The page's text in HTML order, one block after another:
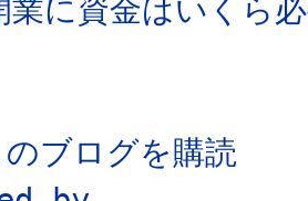
業に資金はいくら
のブログを購読